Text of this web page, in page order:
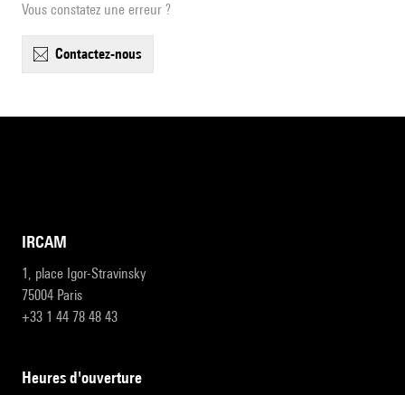
Vous constatez une erreur ?
contactez-nous
IRCAM
1, place Igor-Stravinsky
75004 Paris
+33 1 44 78 48 43
heures d'ouverture